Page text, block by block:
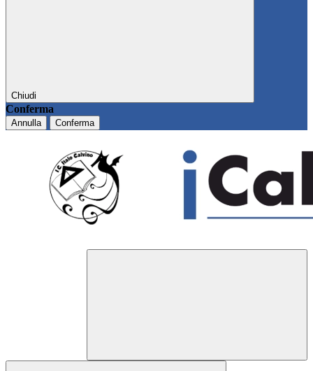
Chiudi
Conferma
Annulla Conferma